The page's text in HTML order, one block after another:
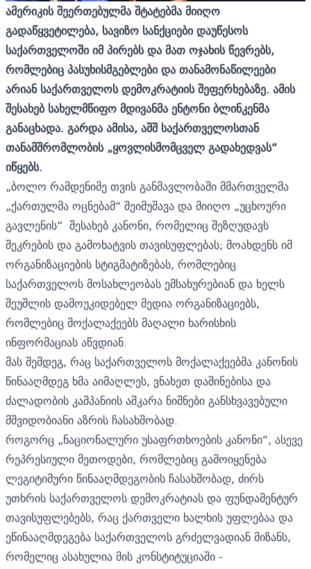
ამერიკის შეერთებულმა შტატებმა მიიღო
გადაწყვეტილება, სავიზო სანქციები დაუწესოს
საქართველოში იმ პირებს და მათ ოჯახის წევრებს,
რომლებიც პასუხისმგებლები და თანამონაწილეები
არიან საქართველოს დემოკრატიის შეფერხებაზე. ამის
შესახებ სახელმწიფო მდივანმა ენტონი ბლინკენმა
განაცხადა. გარდა ამისა, აშშ საქართველოსთან
თანამშრომლობის „ყოვლისმომცველ გადახედვას“
იწყებს.
„ბოლო რამდენიმე თვის განმავლობაში მმართველმა
„ქართულმა ოცნებამ“ შეიმუშავა და მიიღო „უცხოური
გავლენის“ შესახებ კანონი, რომელიც შეზღუდავს
შეკრების და გამოხატვის თავისუფლებას; მოახდენს იმ
ორგანიზაციების სტიგმატიზებას, რომლებიც
საქართველოს მოსახლეობას ემსახურებიან და ხელს
შეუშლის დამოუკიდებელ მედია ორგანიზაციებს,
რომლებიც მოქალაქეებს მაღალი ხარისხის
ინფორმაციას აწვდიან.
მას შემდეგ, რაც საქართველოს მოქალაქეებმა კანონის
წინააღმდეგ ხმა აიმაღლეს, ვნახეთ დაშინებისა და
ძალადობის კამპანიის აშკარა ნიშნები განსხვავებული
მშვიდობიანი აზრის ჩასახშობად.
როგორც „ნაციონალური უსაფრთხოების კანონი“, ასევე
რეპრესიული მეთოდები, რომლებიც გამოიყენება
ლეგიტიმური წინააღმდეგობის ჩასახშობად, ძირს
უთხრის საქართველოს დემოკრატიას და ფუნდამენტურ
თავისუფლებებს, რაც ქართველი ხალხის უფლებაა და
ეწინააღმდეგება საქართველოს გრძელვადიან მიზანს,
რომელიც ასახულია მის კონსტიტუციაში -